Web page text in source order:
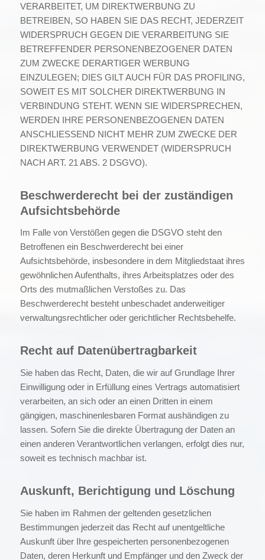
VERARBEITET, UM DIREKTWERBUNG ZU
BETREIBEN, SO HABEN SIE DAS RECHT, JEDERZEIT
WIDERSPRUCH GEGEN DIE VERARBEITUNG SIE
BETREFFENDER PERSONENBEZOGENER DATEN
ZUM ZWECKE DERARTIGER WERBUNG
EINZULEGEN; DIES GILT AUCH FÜR DAS PROFILING,
SOWEIT ES MIT SOLCHER DIREKTWERBUNG IN
VERBINDUNG STEHT. WENN SIE WIDERSPRECHEN,
WERDEN IHRE PERSONENBEZOGENEN DATEN
ANSCHLIESSEND NICHT MEHR ZUM ZWECKE DER
DIREKTWERBUNG VERWENDET (WIDERSPRUCH
NACH ART. 21 ABS. 2 DSGVO).
Beschwerde­recht bei der zuständigen
Aufsichts­behörde
Im Falle von Verstößen gegen die DSGVO steht den
Betroffenen ein Beschwerderecht bei einer
Aufsichtsbehörde, insbesondere in dem Mitgliedstaat ihres
gewöhnlichen Aufenthalts, ihres Arbeitsplatzes oder des
Orts des mutmaßlichen Verstoßes zu. Das
Beschwerderecht besteht unbeschadet anderweitiger
verwaltungsrechtlicher oder gerichtlicher Rechtsbehelfe.
Recht auf Daten­übertrag­barkeit
Sie haben das Recht, Daten, die wir auf Grundlage Ihrer
Einwilligung oder in Erfüllung eines Vertrags automatisiert
verarbeiten, an sich oder an einen Dritten in einem
gängigen, maschinenlesbaren Format aushändigen zu
lassen. Sofern Sie die direkte Übertragung der Daten an
einen anderen Verantwortlichen verlangen, erfolgt dies nur,
soweit es technisch machbar ist.
Auskunft, Berichtigung und Löschung
Sie haben im Rahmen der geltenden gesetzlichen
Bestimmungen jederzeit das Recht auf unentgeltliche
Auskunft über Ihre gespeicherten personenbezogenen
Daten, deren Herkunft und Empfänger und den Zweck der